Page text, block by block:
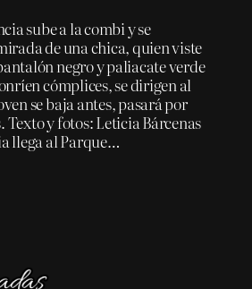
sube a la combi y se
de una chica, quien viste
negro y paliacate verde
cómplices, se dirigen al
se baja antes, pasará por
Texto y fotos: Leticia Bárcenas
llega al Parque…